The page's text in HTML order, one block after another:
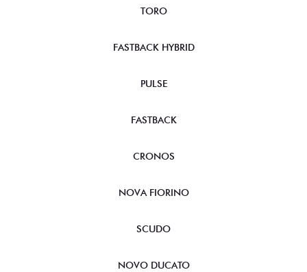
TORO
FASTBACK HYBRID
PULSE
FASTBACK
CRONOS
NOVA FIORINO
SCUDO
NOVO DUCATO